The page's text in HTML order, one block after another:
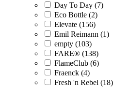
Day To Day (7)
Eco Bottle (2)
Elevate (156)
Emil Reimann (1)
empty (103)
FARE® (138)
FlameClub (6)
Fraenck (4)
Fresh 'n Rebel (18)